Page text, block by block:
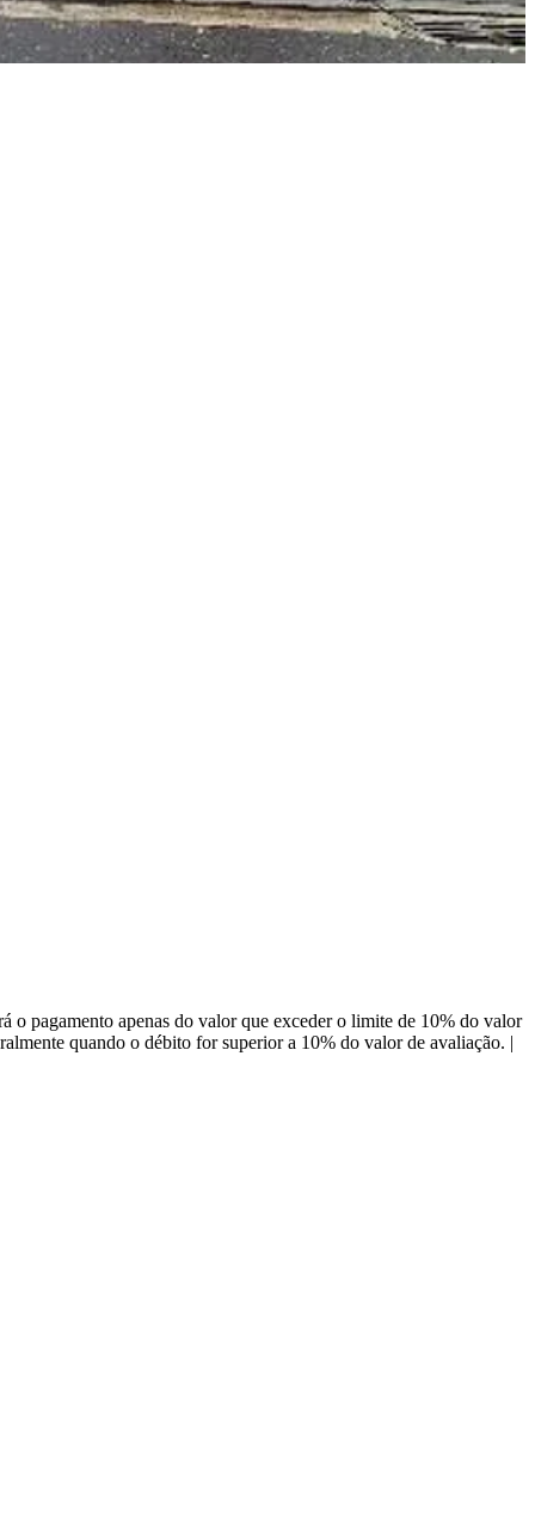
pagamento apenas do valor que exceder o limite de 10% do valor
quando o débito for superior a 10% do valor de avaliação. |